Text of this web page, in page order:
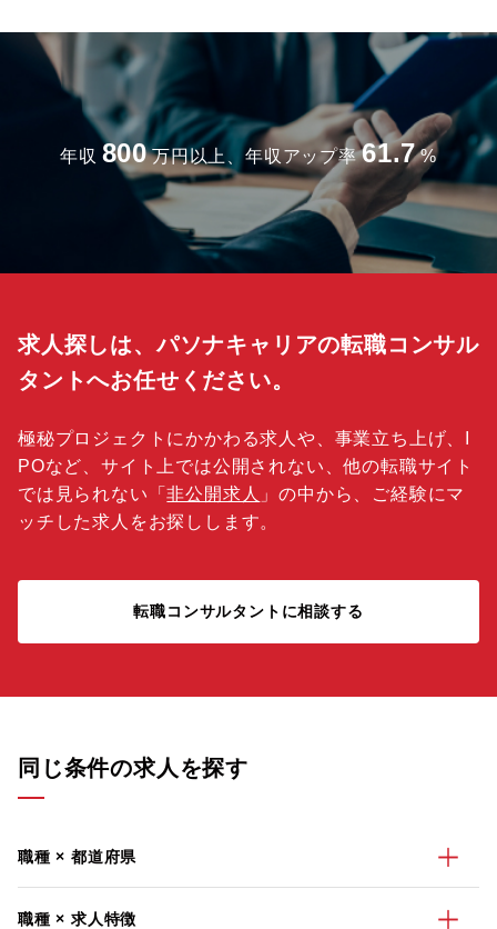
年収 800 万円以上、年収アップ率 61.7 %
求人探しは、パソナキャリアの転職コンサル
タントへお任せください。
極秘プロジェクトにかかわる求人や、事業立ち上げ、I
POなど、サイト上では公開されない、他の転職サイト
では見られない「非公開求人 」の中から、ご経験にマ
ッチした求人をお探しします。
転職コンサルタントに相談する
同じ条件の求人を探す
職種 × 都道府県
職種 × 求人特徴